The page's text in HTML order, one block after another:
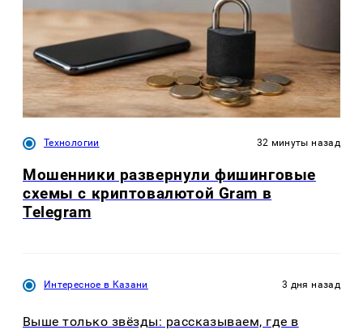
Технологии 32 минуты назад
Мошенники развернули фишинговые
схемы с криптовалютой Gram в
Telegram
Интересное в Казани 3 дня назад
Выше только звёзды: рассказываем, где в